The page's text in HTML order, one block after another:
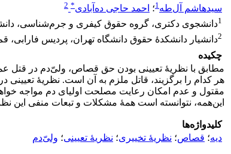
سیدهاشم آل‌طه1؛ احمد حاجی ده‌آبادی*
2
1دانشجوی دکتری، گروه حقوق کیفری و جرم‌شناسی،
2دانشیار دانشکدۀ حقوق دانشگاه تهران، پردیس فارابی،
چکیده
مطابق با نظریۀ تعیینی بودن حق قصاص، ولیّ‌دم در قتل
هر کدام را برگزیند، قاتل ملزم به آن است. نظریۀ
این‌همه، نتوانسته است همۀ مشکلات و تبعات منفی این
کلیدواژه‌ها
دیه؛ قصاص؛ نظریۀ تخییری؛ نظریۀ تعیینی؛ ولیّ‌دم